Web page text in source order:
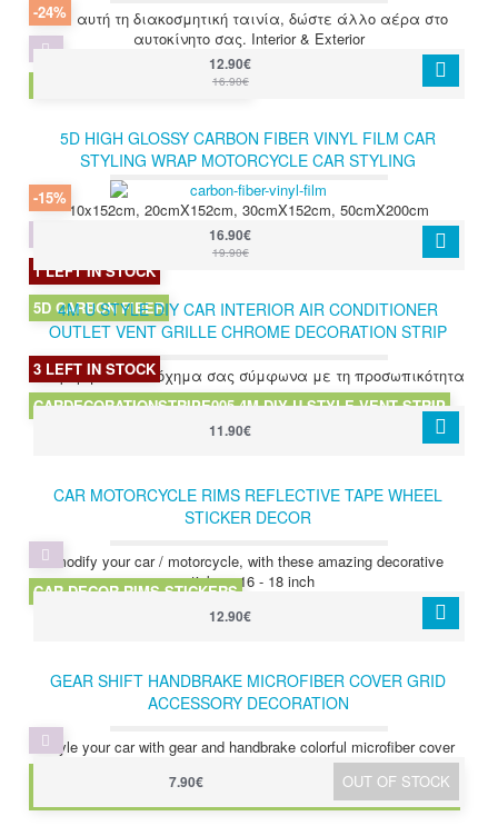
Με αυτή τη διακοσμητική ταινία, δώστε άλλο αέρα στο
αυτοκίνητο σας. Interior & Exterior
-24%
CAR STYLING STICKER STRIP
12.90€
16.90€
5D HIGH GLOSSY CARBON FIBER VINYL FILM CAR
STYLING WRAP MOTORCYCLE CAR STYLING
ACCESSORIES WATERPROOF CARBON FIBER FILM
10x152cm, 20cmX152cm, 30cmX152cm, 50cmX200cm
-15%
1 LEFT IN STOCK
5D CARBON FIBER
16.90€
19.90€
4M U STYLE DIY CAR INTERIOR AIR CONDITIONER
OUTLET VENT GRILLE CHROME DECORATION STRIP
SILVERY CAR STYLING CHROME SILVER
διαμορφώστε το όχημα σας σύμφωνα με τη προσωπικότητα
σας
3 LEFT IN STOCK
CARDECORATIONSTRIPE005 4M DIY U STYLE VENT STRIP
11.90€
CAR MOTORCYCLE RIMS REFLECTIVE TAPE WHEEL
STICKER DECOR
modify your car / motorcycle, with these amazing decorative
stickers 16 - 18 inch
CAR DECOR RIMS STICKERS
12.90€
GEAR SHIFT HANDBRAKE MICROFIBER COVER GRID
ACCESSORY DECORATION
Style your car with gear and handbrake colorful microfiber cover
MICROFIBER ACCESSORY HANDBRAKE+SHIFT KNONB
OUT OF STOCK
7.90€